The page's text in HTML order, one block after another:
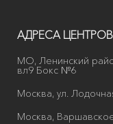
АДРЕСА
МО, Ленинский
вл9 Бокс №6
Москва, ул.
Москва,